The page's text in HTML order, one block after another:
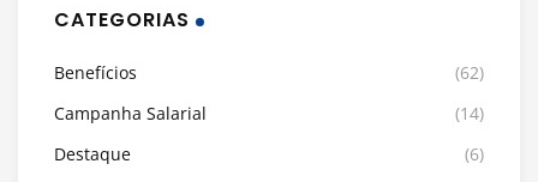
CATEGORIAS
Benefícios
(62)
Campanha Salarial
(14)
Destaque
(6)